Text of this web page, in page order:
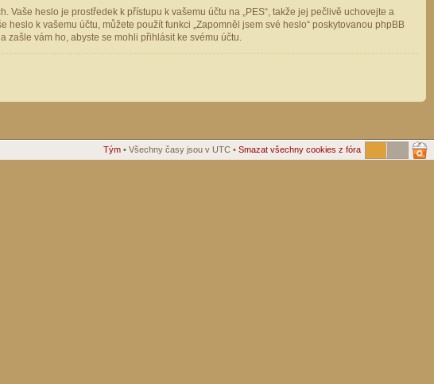
heslo je prostředek k přístupu k vašemu účtu na „PES“, takže jej pečlivě uchovejte a
k vašemu účtu, můžete použít funkci „Zapomněl jsem své heslo“ poskytovanou phpBB
zašle vám ho, abyste se mohli přihlásit ke svému účtu.
Tým • Všechny časy jsou v UTC • Smazat všechny cookies z fóra